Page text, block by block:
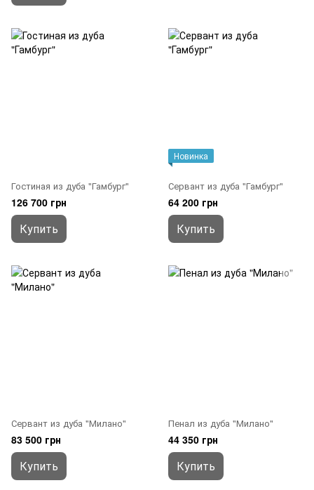
Гостиная из дуба "Гамбург"
126 700 грн
Купить
Новинка
Сервант из дуба "Гамбург"
64 200 грн
Купить
Сервант из дуба "Милано"
83 500 грн
Купить
Пенал из дуба "Милано"
44 350 грн
Купить